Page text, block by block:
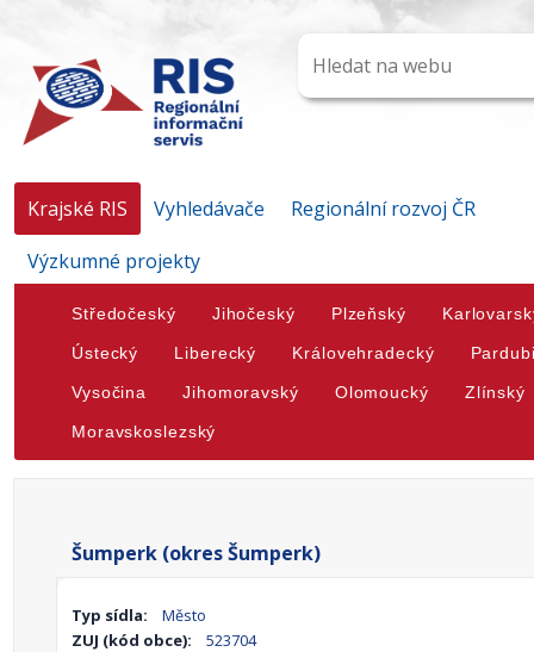
Krajské RIS Vyhledávače
Regionální rozvoj ČR
Výzkumné projekty
Středočeský Jihočeský Plzeňský
Ústecký Liberecký Královehradecký
Vysočina Jihomoravský Olomoucký Zlínský
Moravskoslezský
Šumperk (okres Šumperk)
Typ sídla:
Město
ZUJ (kód obce):
523704